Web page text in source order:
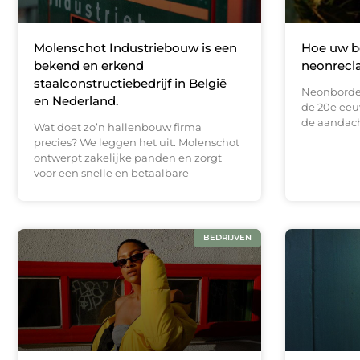
Molenschot Industriebouw is een
bekend en erkend
staalconstructiebedrijf in België
en Nederland.
Wat doet zo’n hallenbouw firma
precies? We leggen het uit. Molenschot
ontwerpt zakelijke panden en zorgt
voor een snelle en betaalbare
Hoe uw
de 20e
de
BEDRIJVEN